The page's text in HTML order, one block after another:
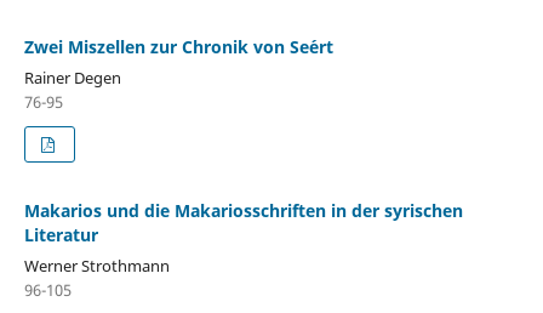
Zwei Miszellen zur Chronik von Se´ert
Rainer Degen
76-95
Makarios und die Makariosschriften in der syrischen
Literatur
Werner Strothmann
96-105